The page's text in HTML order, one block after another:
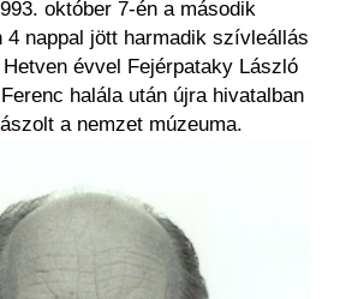
október 7-én a második
nappal jött harmadik szívleállás
évvel Fejérpataky László
halála után újra hivatalban
a nemzet múzeuma.